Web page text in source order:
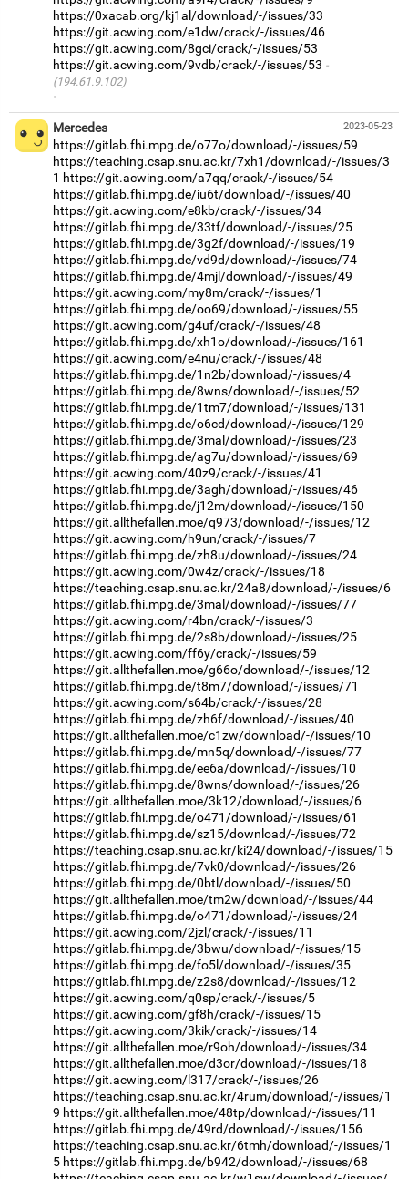
https://0xacab.org/kj1al/download/-/issues/33
https://git.acwing.com/e1dw/crack/-/issues/46
https://git.acwing.com/8gci/crack/-/issues/53
https://git.acwing.com/9vdb/crack/-/issues/53
(194.61.9.102)
·
2023-05-23
Mercedes
https://gitlab.fhi.mpg.de/o77o/download/-/issues/59
https://teaching.csap.snu.ac.kr/7xh1/download/-/issues/3
1 https://git.acwing.com/a7qq/crack/-/issues/54
https://gitlab.fhi.mpg.de/iu6t/download/-/issues/40
https://git.acwing.com/e8kb/crack/-/issues/34
https://gitlab.fhi.mpg.de/33tf/download/-/issues/25
https://gitlab.fhi.mpg.de/3g2f/download/-/issues/19
https://gitlab.fhi.mpg.de/vd9d/download/-/issues/74
https://gitlab.fhi.mpg.de/4mjl/download/-/issues/49
https://git.acwing.com/my8m/crack/-/issues/1
https://gitlab.fhi.mpg.de/oo69/download/-/issues/55
https://git.acwing.com/g4uf/crack/-/issues/48
https://gitlab.fhi.mpg.de/xh1o/download/-/issues/161
https://git.acwing.com/e4nu/crack/-/issues/48
https://gitlab.fhi.mpg.de/1n2b/download/-/issues/4
https://gitlab.fhi.mpg.de/8wns/download/-/issues/52
https://gitlab.fhi.mpg.de/1tm7/download/-/issues/131
https://gitlab.fhi.mpg.de/o6cd/download/-/issues/129
https://gitlab.fhi.mpg.de/3mal/download/-/issues/23
https://gitlab.fhi.mpg.de/ag7u/download/-/issues/69
https://git.acwing.com/40z9/crack/-/issues/41
https://gitlab.fhi.mpg.de/3agh/download/-/issues/46
https://gitlab.fhi.mpg.de/j12m/download/-/issues/150
https://git.allthefallen.moe/q973/download/-/issues/12
https://git.acwing.com/h9un/crack/-/issues/7
https://gitlab.fhi.mpg.de/zh8u/download/-/issues/24
https://git.acwing.com/0w4z/crack/-/issues/18
https://teaching.csap.snu.ac.kr/24a8/download/-/issues/6
https://gitlab.fhi.mpg.de/3mal/download/-/issues/77
https://git.acwing.com/r4bn/crack/-/issues/3
https://gitlab.fhi.mpg.de/2s8b/download/-/issues/25
https://git.acwing.com/ff6y/crack/-/issues/59
https://git.allthefallen.moe/g66o/download/-/issues/12
https://gitlab.fhi.mpg.de/t8m7/download/-/issues/71
https://git.acwing.com/s64b/crack/-/issues/28
https://gitlab.fhi.mpg.de/zh6f/download/-/issues/40
https://git.allthefallen.moe/c1zw/download/-/issues/10
https://gitlab.fhi.mpg.de/mn5q/download/-/issues/77
https://gitlab.fhi.mpg.de/ee6a/download/-/issues/10
https://gitlab.fhi.mpg.de/8wns/download/-/issues/26
https://git.allthefallen.moe/3k12/download/-/issues/6
https://gitlab.fhi.mpg.de/o471/download/-/issues/61
https://gitlab.fhi.mpg.de/sz15/download/-/issues/72
https://teaching.csap.snu.ac.kr/ki24/download/-/issues/15
https://gitlab.fhi.mpg.de/7vk0/download/-/issues/26
https://gitlab.fhi.mpg.de/0btl/download/-/issues/50
https://git.allthefallen.moe/tm2w/download/-/issues/44
https://gitlab.fhi.mpg.de/o471/download/-/issues/24
https://git.acwing.com/2jzl/crack/-/issues/11
https://gitlab.fhi.mpg.de/3bwu/download/-/issues/15
https://gitlab.fhi.mpg.de/fo5l/download/-/issues/35
https://gitlab.fhi.mpg.de/z2s8/download/-/issues/12
https://git.acwing.com/q0sp/crack/-/issues/5
https://git.acwing.com/gf8h/crack/-/issues/15
https://git.acwing.com/3kik/crack/-/issues/14
https://git.allthefallen.moe/r9oh/download/-/issues/34
https://git.allthefallen.moe/d3or/download/-/issues/18
https://git.acwing.com/l317/crack/-/issues/26
https://teaching.csap.snu.ac.kr/4rum/download/-/issues/1
9 https://git.allthefallen.moe/48tp/download/-/issues/11
https://gitlab.fhi.mpg.de/49rd/download/-/issues/156
https://teaching.csap.snu.ac.kr/6tmh/download/-/issues/1
5 https://gitlab.fhi.mpg.de/b942/download/-/issues/68